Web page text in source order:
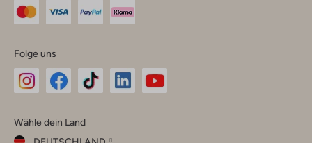
Folge uns
Instagram
Facebook
TikTok
Wähle dein Land